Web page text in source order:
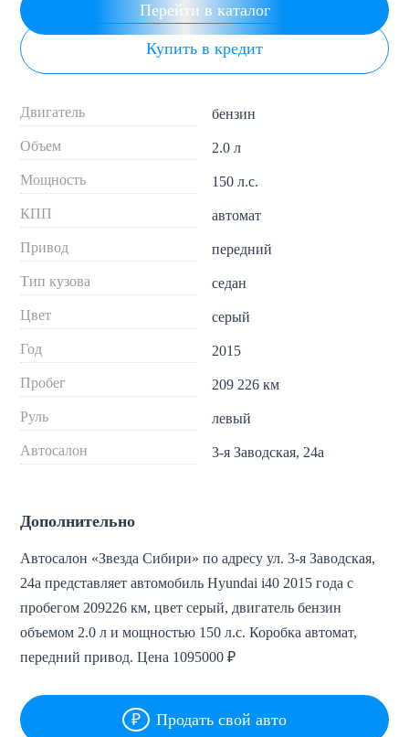
Перейти в каталог
Купить в кредит
Двигатель бензин
Объем 2.0 л
Мощность 150 л.с.
КПП автомат
Привод передний
Тип кузова седан
Цвет серый
Год 2015
Пробег 209 226 км
Руль левый
Автосалон 3-я Заводская, 24а
Дополнительно
Автосалон «Звезда Сибири» по адресу ул. 3-я Заводская,
24а представляет автомобиль Hyundai i40 2015 года с
пробегом 209226 км, цвет серый, двигатель бензин
объемом 2.0 л и мощностью 150 л.с. Коробка автомат,
передний привод. Цена 1095000 ₽
Продать свой авто